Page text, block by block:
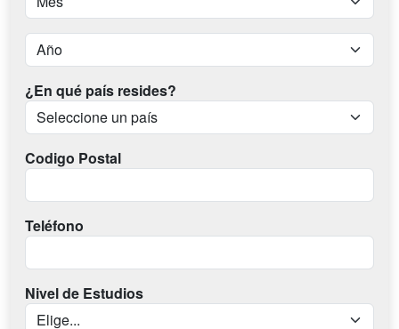
¿En qué país resides?
Codigo Postal
Teléfono
Nivel de Estudios